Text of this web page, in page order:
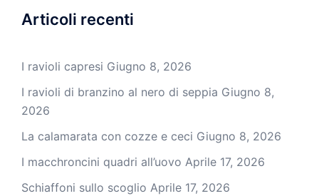
Articoli recenti
I ravioli capresi Giugno 8, 2026
I ravioli di branzino al nero di seppia Giugno 8,
2026
La calamarata con cozze e ceci Giugno 8, 2026
I macchroncini quadri all’uovo Aprile 17, 2026
Schiaffoni sullo scoglio Aprile 17, 2026